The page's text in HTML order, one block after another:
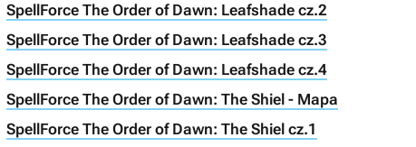
SpellForce The Order of Dawn: Leafshade cz.2
SpellForce The Order of Dawn: Leafshade cz.3
SpellForce The Order of Dawn: Leafshade cz.4
SpellForce The Order of Dawn: The Shiel - Mapa
SpellForce The Order of Dawn: The Shiel cz.1